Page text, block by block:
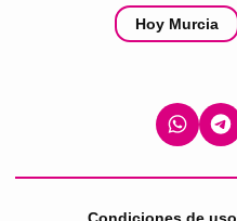
Hoy Murcia
Condiciones de uso